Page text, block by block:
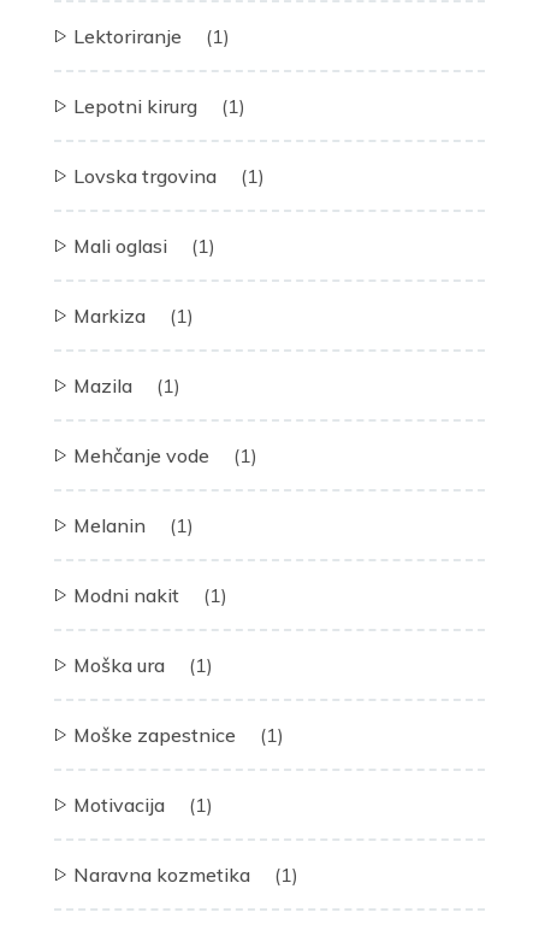
Lektoriranje (1)
Lepotni kirurg (1)
Lovska trgovina (1)
Mali oglasi (1)
Markiza (1)
Mazila (1)
Mehčanje vode (1)
Melanin (1)
Modni nakit (1)
Moška ura (1)
Moške zapestnice (1)
Motivacija (1)
Naravna kozmetika (1)